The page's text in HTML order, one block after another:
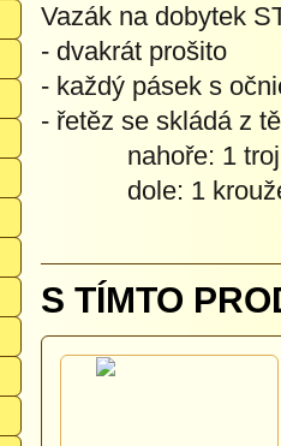
Vazák na dobytek
- dvakrát prošito
- každý pásek s
- řetěz se skládá z
nahoře: 1
dole: 1 kroužek
S TÍMTO